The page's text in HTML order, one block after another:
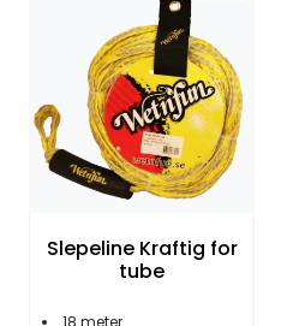
Slepeline Kraftig for
tube